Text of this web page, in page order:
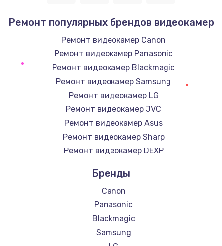
1400 руб.
Заказать
Замена / ремонт электронного модуля
управления
600 руб.
Замена конфорки
1100 руб.
900 руб.
Заказать
Замена регулятора режимов конфорки
Ремонт популярных брендов видеокамер
Ремонт видеокамер Canon
Ремонт видеокамер Panasonic
Ремонт видеокамер Blackmagic
Ремонт видеокамер Samsung
Ремонт видеокамер LG
Ремонт видеокамер JVC
Ремонт видеокамер Asus
Ремонт видеокамер Sharp
Ремонт видеокамер DEXP
Бренды
Canon
Panasonic
Blackmagic
Samsung